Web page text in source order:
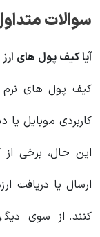
سوالات
آیا کیف پول های
کیف پول های نرم
کاربردی موبایل یا
این حال، برخی
ارسال یا دریافت
کنند. از سوی